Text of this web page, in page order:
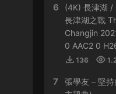
好貴啊
來源： 容祖兒
Live 2023
io；
6
(4K) 長津湖 /
長津湖之戰
Changjin
0 AAC2 0
136
7
張學友 – 堅